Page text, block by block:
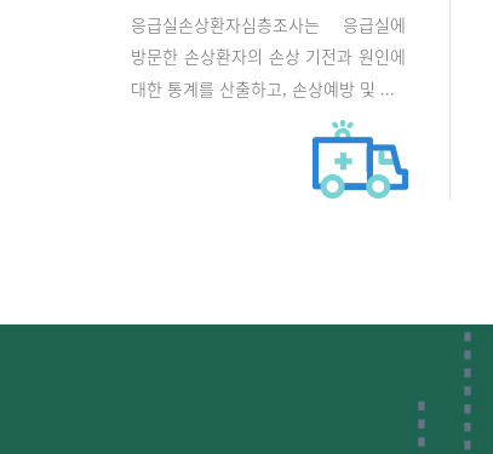
응급실손상환자심층조사는 응급실에
방문한 손상환자의 손상 기전과 원인에
대한 통계를 산출하고, 손상예방 및 ...